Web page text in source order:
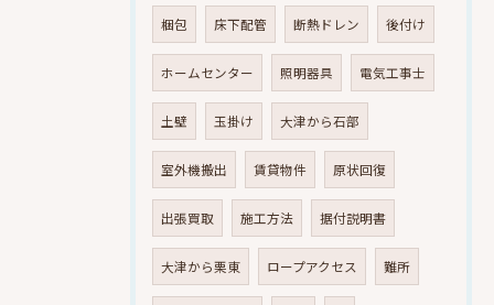
梱包 床下配管 断熱ドレン 後付け
ホームセンター 照明器具 電気工事士
土壁 玉掛け 大津から石部
室外機搬出 賃貸物件 原状回復
出張買取 施工方法 据付説明書
大津から栗東 ロープアクセス 難所